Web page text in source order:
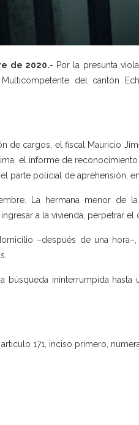
de 2020.- Por la presunta
del cantón
de cargos, el fiscal Mauricio
el informe de
parte policial de aprehensión,
La hermana menor de
a la vivienda, perpetrar el
–después de una
búsqueda ininterrumpida
171, inciso primero,